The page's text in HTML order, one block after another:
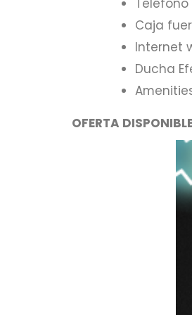
Teléfono
Caja
Internet
Ducha
OFERTA